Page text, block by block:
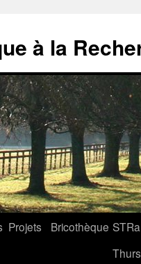
à la
Projets Bricothèque